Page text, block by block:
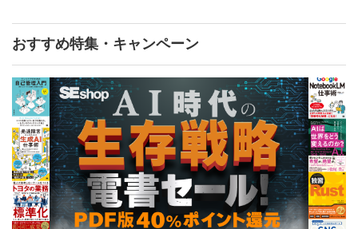
おすすめ特集・キャンペーン